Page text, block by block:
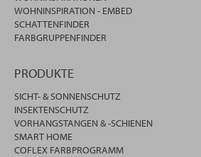
WOHNINSPIRATION - EMBED
SCHATTENFINDER
FARBGRUPPENFINDER
PRODUKTE
SICHT- & SONNENSCHUTZ
INSEKTENSCHUTZ
VORHANGSTANGEN & -SCHIENEN
SMART HOME
COFLEX FARBPROGRAMM